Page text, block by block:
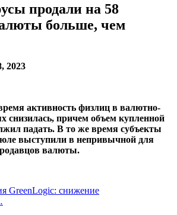
продали на 58
больше, чем
2023
активность физлиц в валютно-
снизилась, причем объем купленной
падать. В то же время субъекты
выступили в непривычной для
валюты.
GreenLogic: снижение